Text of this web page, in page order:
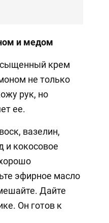
и медом
крем
не только
рук, но
ее.
вазелин,
и кокосовое
эфирное масло
Дайте
Он готов к